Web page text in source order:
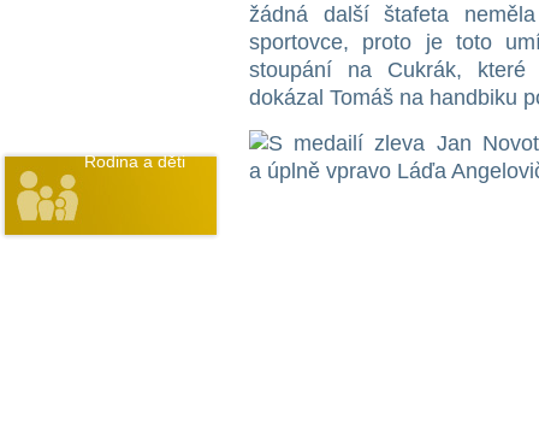
Rodina a děti
žádná další štafeta
sportovce, proto je toto
stoupání na Cukrák,
dokázal Tomáš na handbiku